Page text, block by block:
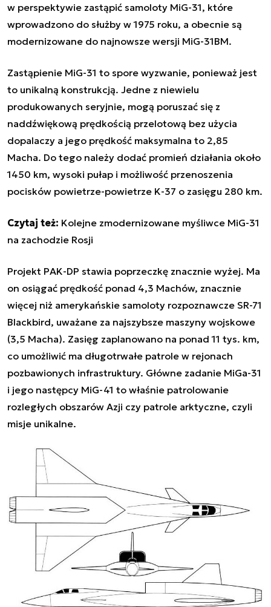
w perspektywie zastąpić samoloty MiG-31, które
wprowadzono do służby w 1975 roku, a obecnie są
modernizowane do najnowsze wersji MiG-31BM.
Zastąpienie MiG-31 to spore wyzwanie, ponieważ jest
to unikalną konstrukcją. Jedne z niewielu
produkowanych seryjnie, mogą poruszać się z
naddźwiękową prędkością przelotową bez użycia
dopalaczy a jego prędkość maksymalna to 2,85
Macha. Do tego należy dodać promień działania około
1450 km, wysoki pułap i możliwość przenoszenia
pocisków powietrze-powietrze K-37 o zasięgu 280 km.
Czytaj też: Kolejne zmodernizowane myśliwce MiG-31
na zachodzie Rosji
Projekt PAK-DP stawia poprzeczkę znacznie wyżej. Ma
on osiągać prędkość ponad 4,3 Machów, znacznie
więcej niż amerykańskie samoloty rozpoznawcze SR-71
Blackbird, uważane za najszybsze maszyny wojskowe
(3,5 Macha). Zasięg zaplanowano na ponad 11 tys. km,
co umożliwić ma długotrwałe patrole w rejonach
pozbawionych infrastruktury. Główne zadanie MiGa-31
i jego następcy MiG-41 to właśnie patrolowanie
rozległych obszarów Azji czy patrole arktyczne, czyli
misje unikalne.